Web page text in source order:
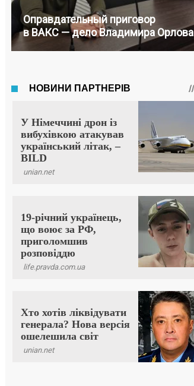
Оправдательный приговор
в ВАКС — дело Владимира Орлова